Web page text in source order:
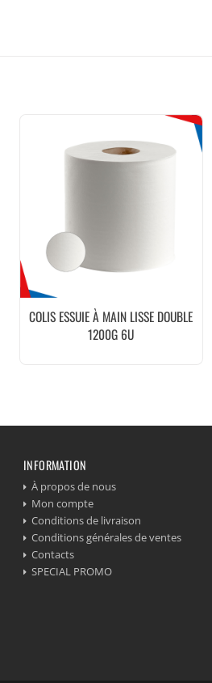
COLIS ESSUIE À MAIN LISSE DOUBLE
1200G 6U
INFORMATION
À propos de nous
Mon compte
Conditions de livraison
Conditions générales de ventes
Contacts
SPECIAL PROMO